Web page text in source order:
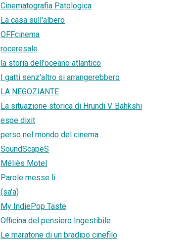
Cinematografia Patologica
La casa sull'albero
OFFcinema
roceresale
la storia dell'oceano atlantico
I gatti senz'altro si arrangerebbero
LA NEGOZIANTE
La situazione storica di Hrundi V. Bahkshi
espe dixit
perso nel mondo del cinema
SoundScapeS
Méliès Motel
Parole messe lì...
(sa'a)
My IndiePop Taste
Officina del pensiero Ingestibile
Le maratone di un bradipo cinefilo